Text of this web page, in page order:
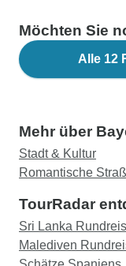
Möchten Sie
Alle 12
Mehr über
Stadt & Kultur
Romantische
TourRadar
Sri Lanka
Malediven